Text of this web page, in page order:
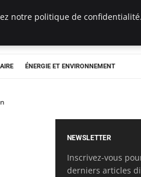
ÉNERGIE ET ENVIRONNEMENT
NEWSLETTER
Inscrivez-vous
derniers articles
notre politique de confidentialité.